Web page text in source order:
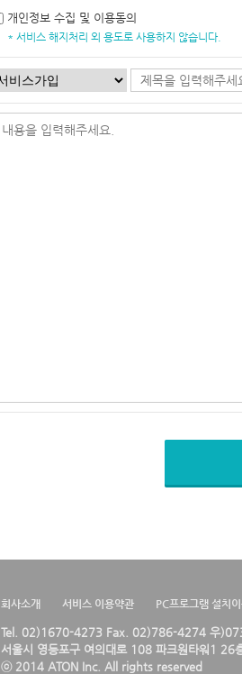
개인정보 수집 및 이용동의
* 서비스 해지처리 외 용도로 사용하지 않습니다.
회사소개 서비스 이용약관 PC프로그램 설치
Tel. 02)1670-4273 Fax. 02)786-4274 우
서울시 영등포구 여의대로 108 파크원타워1 26
ⓒ 2014 ATON Inc. All rights reserved